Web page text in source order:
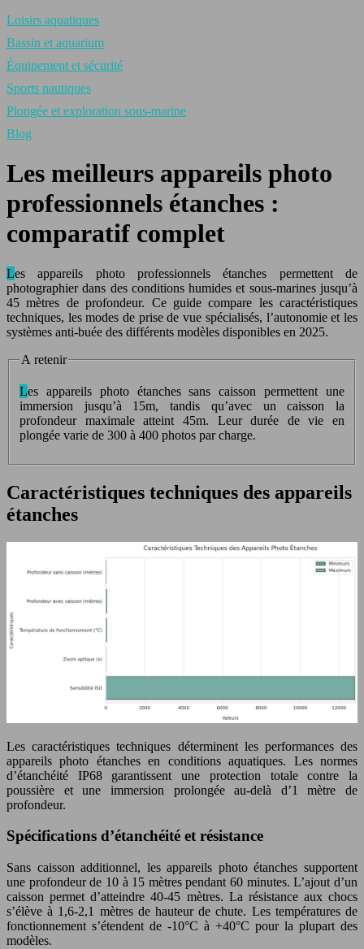
Loisirs aquatiques
Bassin et aquarium
Équipement et sécurité
Sports nautiques
Plongée et exploration sous-marine
Blog
Les meilleurs appareils photo
professionnels étanches :
comparatif complet
Les appareils photo professionnels étanches permettent de
photographier dans des conditions humides et sous-marines jusqu’à
45 mètres de profondeur. Ce guide compare les caractéristiques
techniques, les modes de prise de vue spécialisés, l’autonomie et les
systèmes anti-buée des différents modèles disponibles en 2025.
A retenir
Les appareils photo étanches sans caisson permettent une
immersion jusqu’à 15m, tandis qu’avec un caisson la
profondeur maximale atteint 45m. Leur durée de vie en
plongée varie de 300 à 400 photos par charge.
Caractéristiques techniques des appareils
étanches
Les caractéristiques techniques déterminent les performances des
appareils photo étanches en conditions aquatiques. Les normes
d’étanchéité IP68 garantissent une protection totale contre la
poussière et une immersion prolongée au-delà d’1 mètre de
profondeur.
Spécifications d’étanchéité et résistance
Sans caisson additionnel, les appareils photo étanches supportent
une profondeur de 10 à 15 mètres pendant 60 minutes. L’ajout d’un
caisson permet d’atteindre 40-45 mètres. La résistance aux chocs
s’élève à 1,6-2,1 mètres de hauteur de chute. Les températures de
fonctionnement s’étendent de -10°C à +40°C pour la plupart des
modèles.